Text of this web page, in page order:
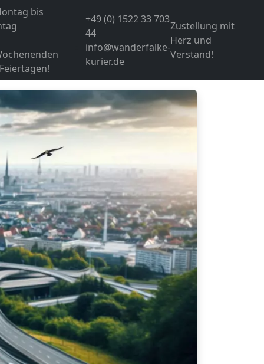
bis
+49 (0) 1522 33 703
44
info@wanderfalke-
kurier.de
Zustellung mit
Herz und
Verstand!